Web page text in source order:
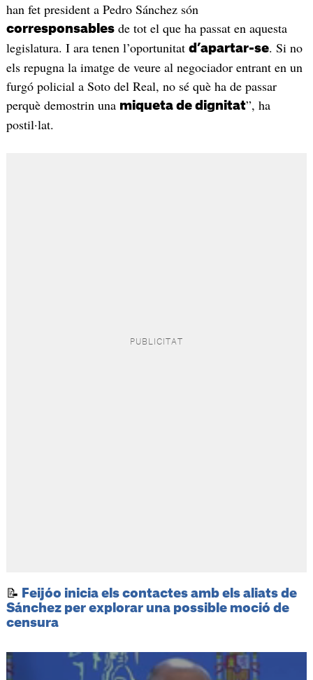
han fet president a Pedro Sánchez són
corresponsablesde tot el que ha passat en aquesta
legislatura. I ara tenen l’oportunitat d’apartar-se. Si no
els repugna la imatge de veure al negociador entrant en un
furgó policial a Soto del Real, no sé què ha de passar
perquè demostrin una miqueta de dignitat”, ha
postil·lat.
📝 Feijóo inicia els contactes amb els aliats de
Sánchez per explorar una possible moció de
censura